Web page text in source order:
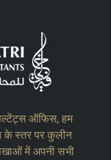
ऑफिस, हम
के स्तर पर कुलीन
में अपनी सभी